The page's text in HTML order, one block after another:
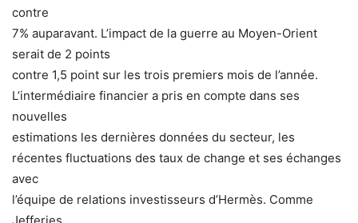
contre
7% auparavant. L’impact de la guerre au Moyen-Orient
serait de 2 points
contre 1,5 point sur les trois premiers mois de l’année.
L’intermédiaire financier a pris en compte dans ses
nouvelles
estimations les dernières données du secteur, les
récentes fluctuations des taux de change et ses échanges
avec
l’équipe de relations investisseurs d’Hermès. Comme
Jefferies,